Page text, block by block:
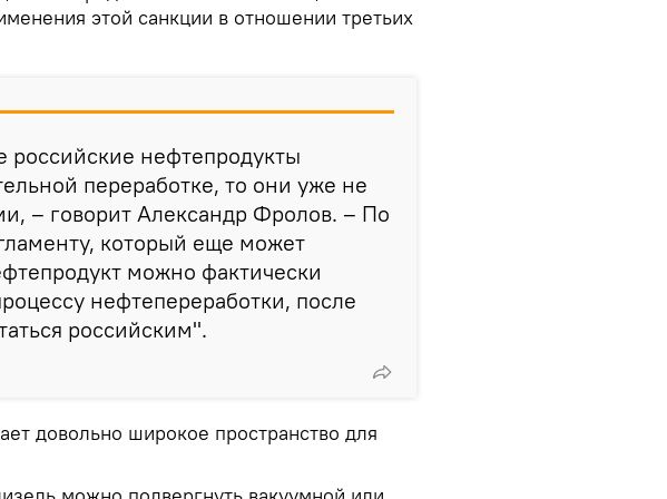
этой санкции в отношении третьих
российские нефтепродукты
переработке, то они уже не
– говорит Александр Фролов. – По
который еще может
можно фактически
нефтепереработки, после
российским".
довольно широкое пространство для